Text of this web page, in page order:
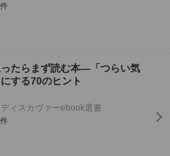
たらまず読む本―「つらい気
する70のヒント
ィスカヴァーebook選書